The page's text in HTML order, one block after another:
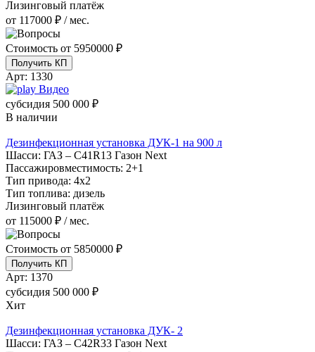
Лизинговый платёж
от 117000 ₽ / мес.
Стоимость от 5950000 ₽
Получить КП
Арт: 1330
Видео
субсидия 500 000 ₽
В наличии
Дезинфекционная установка ДУК-1 на 900 л
Шасси: ГАЗ – С41R13 Газон Next
Пассажировместимость: 2+1
Тип привода: 4х2
Тип топлива: дизель
Лизинговый платёж
от 115000 ₽ / мес.
Стоимость от 5850000 ₽
Получить КП
Арт: 1370
субсидия 500 000 ₽
Хит
Дезинфекционная установка ДУК- 2
Шасси: ГАЗ – C42R33 Газон Next